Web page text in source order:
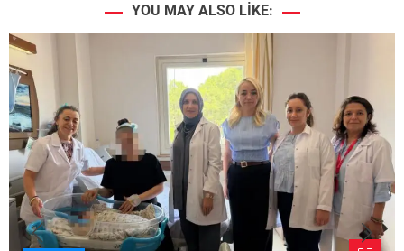
YOU MAY ALSO LIKE: